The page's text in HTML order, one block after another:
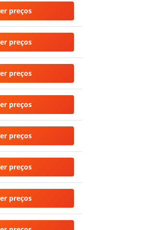
preços
preços
preços
preços
preços
preços
preços